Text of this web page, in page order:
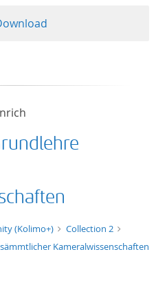
(Kolimo+)
Collection 2
Kameralwissenschaften